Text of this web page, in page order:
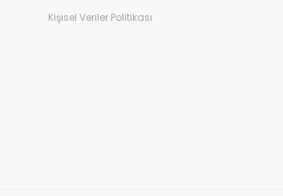
Kişisel Veriler Politikası